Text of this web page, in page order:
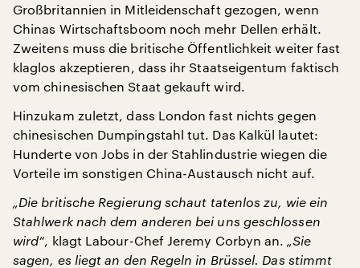
Großbritannien in Mitleidenschaft gezogen, wenn
Chinas Wirtschaftsboom noch mehr Dellen erhält.
Zweitens muss die britische Öffentlichkeit weiter fast
klaglos akzeptieren, dass ihr Staatseigentum faktisch
vom chinesischen Staat gekauft wird.
Hinzukam zuletzt, dass London fast nichts gegen
chinesischen Dumpingstahl tut. Das Kalkül lautet:
Hunderte von Jobs in der Stahlindustrie wiegen die
Vorteile im sonstigen China-Austausch nicht auf.
„Die britische Regierung schaut tatenlos zu, wie ein
Stahlwerk nach dem anderen bei uns geschlossen
wird“, klagt Labour-Chef Jeremy Corbyn an. „Sie
sagen, es liegt an den Regeln in Brüssel. Das stimmt